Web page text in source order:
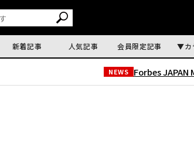
新着記事 人気記事 会員限定記事 カ
NEWS Forbes JAPAN